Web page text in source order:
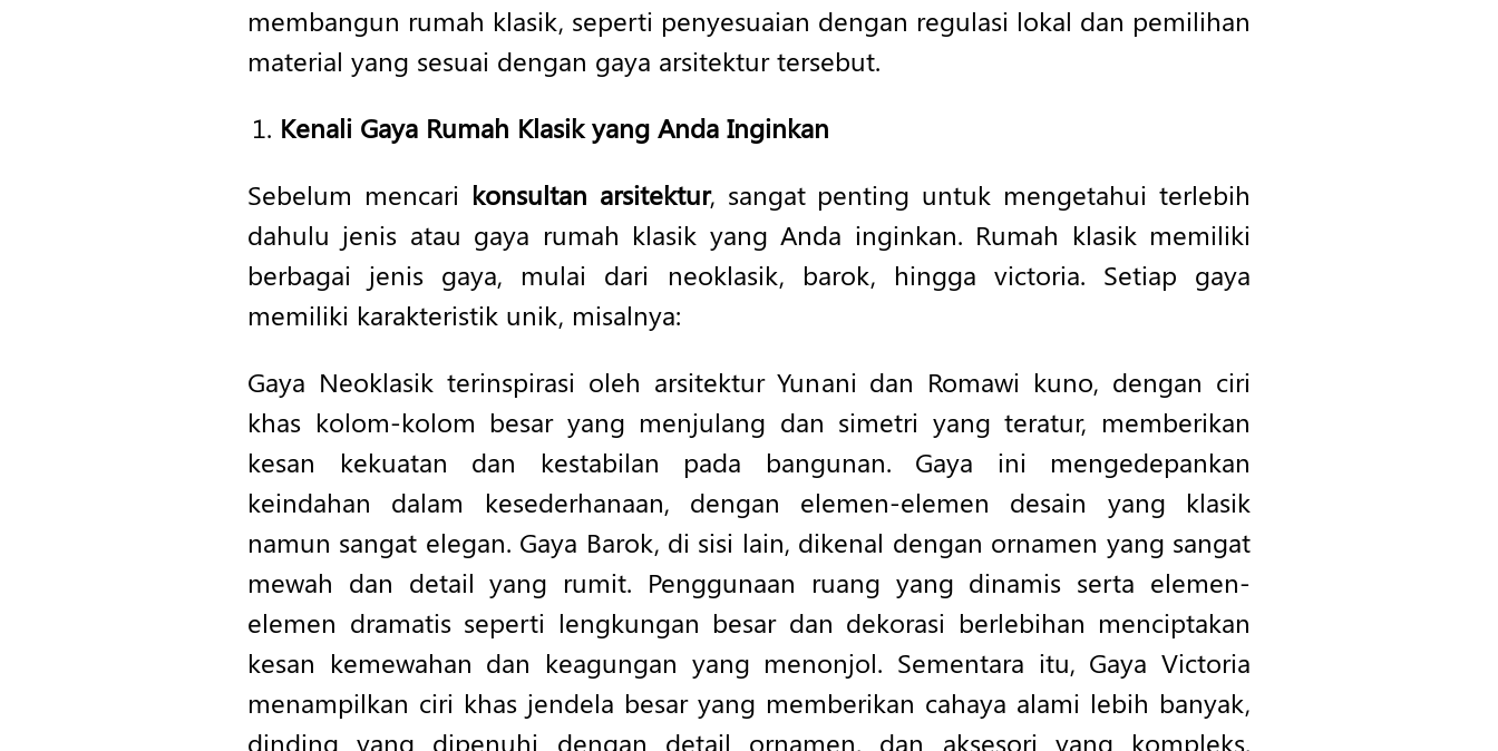
membangun rumah klasik, seperti penyesuaian dengan regulasi lokal dan pemilihan
material yang sesuai dengan gaya arsitektur tersebut.
Kenali Gaya Rumah Klasik yang Anda Inginkan
Sebelum mencari konsultan arsitektur, sangat penting untuk mengetahui terlebih
dahulu jenis atau gaya rumah klasik yang Anda inginkan. Rumah klasik memiliki
berbagai jenis gaya, mulai dari neoklasik, barok, hingga victoria. Setiap gaya
memiliki karakteristik unik, misalnya:
Gaya Neoklasik terinspirasi oleh arsitektur Yunani dan Romawi kuno, dengan ciri
khas kolom-kolom besar yang menjulang dan simetri yang teratur, memberikan
kesan kekuatan dan kestabilan pada bangunan. Gaya ini mengedepankan
keindahan dalam kesederhanaan, dengan elemen-elemen desain yang klasik
namun sangat elegan. Gaya Barok, di sisi lain, dikenal dengan ornamen yang sangat
mewah dan detail yang rumit. Penggunaan ruang yang dinamis serta elemen-
elemen dramatis seperti lengkungan besar dan dekorasi berlebihan menciptakan
kesan kemewahan dan keagungan yang menonjol. Sementara itu, Gaya Victoria
menampilkan ciri khas jendela besar yang memberikan cahaya alami lebih banyak,
dinding yang dipenuhi dengan detail ornamen, dan aksesori yang kompleks,